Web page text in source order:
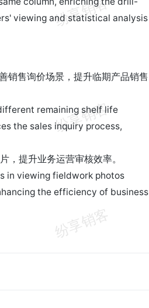
viewing and statistical analysis
销售询价场景，提升临期产品销售
remaining shelf life
the sales inquiry process,
，提升业务运营审核效率。
in viewing fieldwork photos
the efficiency of business